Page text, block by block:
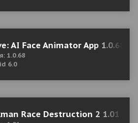
AI Face Animator App 1.0.68
1.0.68
6.0
Race Destruction 2 1.01